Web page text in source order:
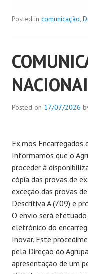
Posted in comunicação,
Posted on 17/07/2026
Ex.mos Encarregados
Informamos que o
proceder à
cópia das provas de
exceção das provas
Descritiva A (709) e
O envio será
eletrónico do
Inovar. Este
pela Direção do
apresentação de um